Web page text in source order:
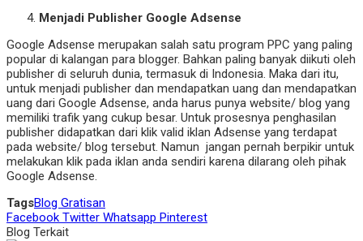
Menjadi Publisher Google Adsense
Google Adsense merupakan salah satu program PPC yang paling
popular di kalangan para blogger. Bahkan paling banyak diikuti oleh
publisher di seluruh dunia, termasuk di Indonesia. Maka dari itu,
untuk menjadi publisher dan mendapatkan uang dan mendapatkan
uang dari Google Adsense, anda harus punya website/ blog yang
memiliki trafik yang cukup besar. Untuk prosesnya penghasilan
publisher didapatkan dari klik valid iklan Adsense yang terdapat
pada website/ blog tersebut. Namun jangan pernah berpikir untuk
melakukan klik pada iklan anda sendiri karena dilarang oleh pihak
Google Adsense.
TagsBlog Gratisan
Facebook Twitter Whatsapp Pinterest
Blog Terkait